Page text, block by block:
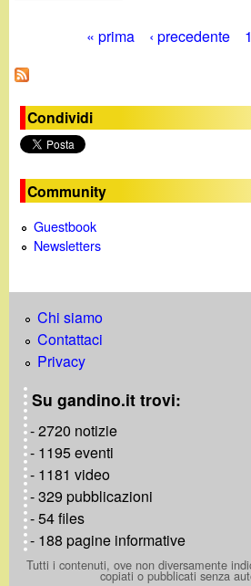
P
g
n
e
« prima ‹ precedente 1
Condividi
Community
Guestbook
Newsletters
Chi siamo
Contattaci
Privacy
Su gandino.it trovi:
- 2720 notizie
- 1195 eventi
- 1181 video
- 329 pubblicazioni
- 54 files
- 188 pagine informative
Tutti i contenuti, ove non diversamente
copiati o pubblicati senza